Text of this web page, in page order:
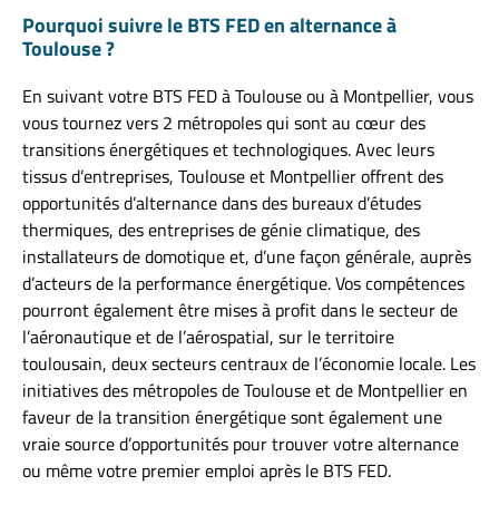
Pourquoi suivre le BTS FED en alternance à
Toulouse ?
En suivant votre BTS FED à Toulouse ou à Montpellier, vous
vous tournez vers 2 métropoles qui sont au cœur des
transitions énergétiques et technologiques. Avec leurs
tissus d’entreprises, Toulouse et Montpellier offrent des
opportunités d’alternance dans des bureaux d’études
thermiques, des entreprises de génie climatique, des
installateurs de domotique et, d’une façon générale, auprès
d’acteurs de la performance énergétique. Vos compétences
pourront également être mises à profit dans le secteur de
l’aéronautique et de l’aérospatial, sur le territoire
toulousain, deux secteurs centraux de l’économie locale. Les
initiatives des métropoles de Toulouse et de Montpellier en
faveur de la transition énergétique sont également une
vraie source d’opportunités pour trouver votre alternance
ou même votre premier emploi après le BTS FED.